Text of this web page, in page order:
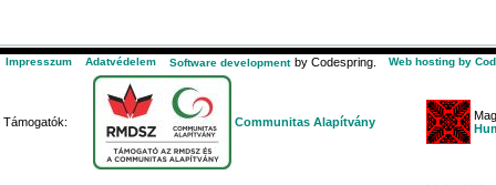
Impresszum Adatvédelem Software development by Codespring. Web hosting by
Támogatók: Communitas Alapítvány